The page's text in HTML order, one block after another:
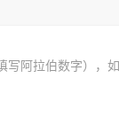
写阿拉伯数字），